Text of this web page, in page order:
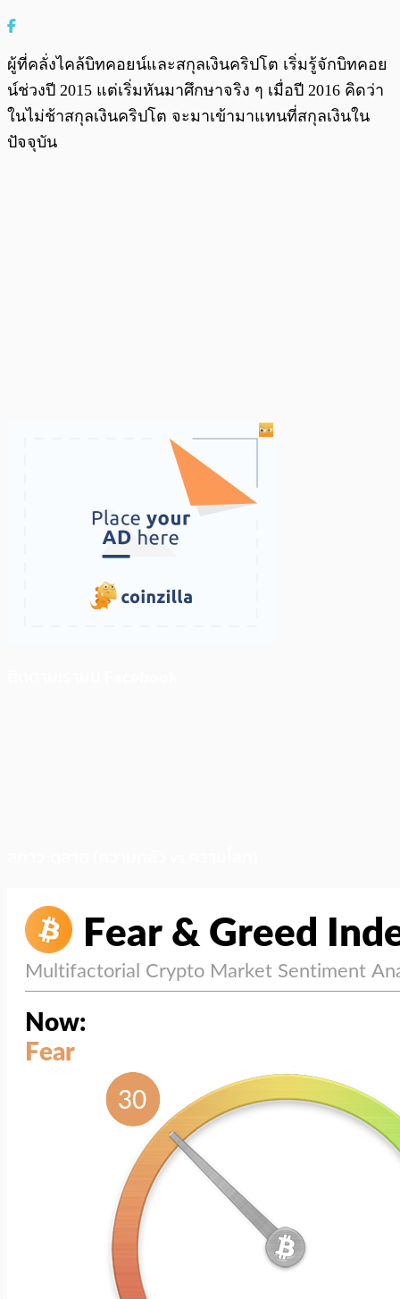
ผู้ที่คลั่งไคล้บิทคอยน์และสกุลเงินคริปโต เริ่มรู้จักบิทคอย
น์ช่วงปี 2015 แต่เริ่มหันมาศึกษาจริง ๆ เมื่อปี 2016 คิดว่า
ในไม่ช้าสกุลเงินคริปโต จะมาเข้ามาแทนที่สกุลเงินใน
ปัจจุบัน